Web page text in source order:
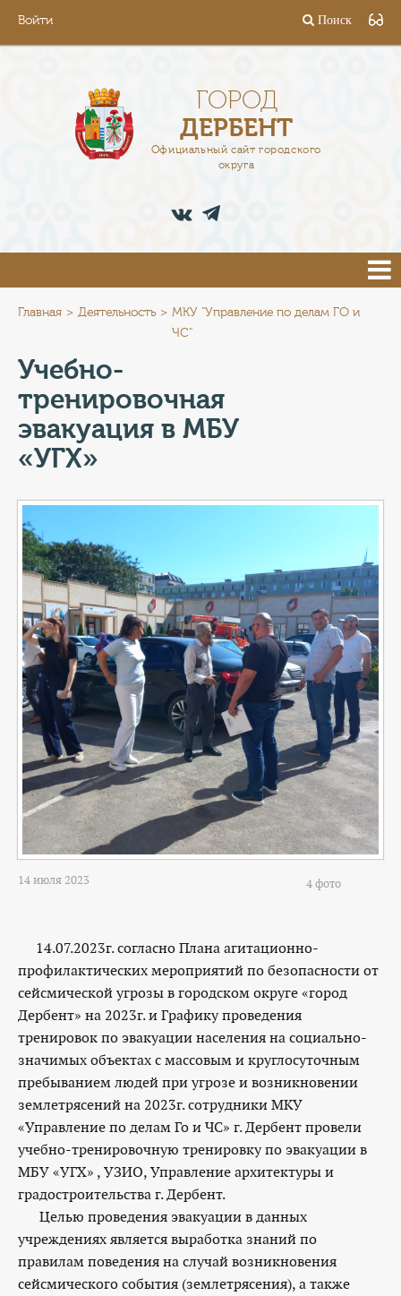
Войти Поиск
ГОРОД
ДЕРБЕНТ
Официальный сайт городского
округа
АДМИНИСТРАЦИЯ
ПРЕСС-ЦЕНТР
ТУРИСТАМ
КОНТАКТЫ
ТАРИФЫ
КАТАЛОГ УСЛУГ
СЛУЖБА ПО КОНТРАКТУ
Главная Деятельность
МКУ "Управление по делам ГО и
ЧС"
Учебно-
тренировочная
эвакуация в МБУ
«УГХ»
14 июля 2023 4 фото
14.07.2023г. согласно Плана агитационно-
профилактических мероприятий по безопасности от
сейсмической угрозы в городском округе «город
Дербент» на 2023г. и Графику проведения
тренировок по эвакуации населения на социально-
значимых объектах с массовым и круглосуточным
пребыванием людей при угрозе и возникновении
землетрясений на 2023г. сотрудники МКУ
«Управление по делам Го и ЧС» г. Дербент провели
учебно-тренировочную тренировку по эвакуации в
МБУ «УГХ» , УЗИО, Управление архитектуры и
градостроительства г. Дербент.
Целью проведения эвакуации в данных
учреждениях является выработка знаний по
правилам поведения на случай возникновения
сейсмического события (землетрясения), а также